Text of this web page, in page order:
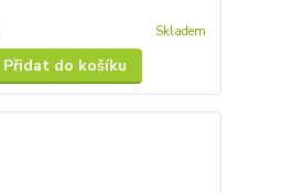
Skladem
Přidat do košíku